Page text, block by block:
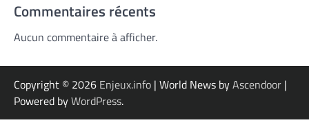
Commentaires récents
Aucun commentaire à afficher.
Copyright © 2026 Enjeux.info | World News byAscendoor |
Powered byWordPress.